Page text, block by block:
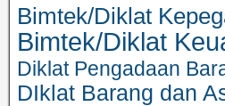
Bimtek/Diklat
Bimtek/Diklat
Diklat Pengadaan
DIklat Barang dan